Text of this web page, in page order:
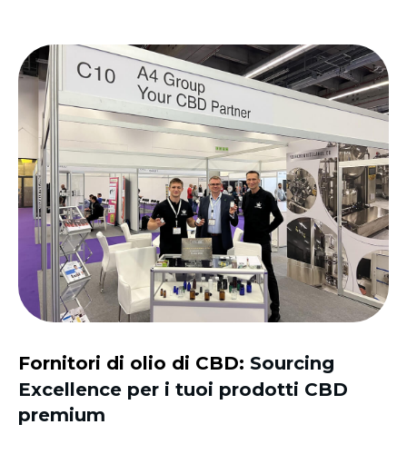
Fornitori di olio di CBD: Sourcing
Excellence per i tuoi prodotti CBD
premium